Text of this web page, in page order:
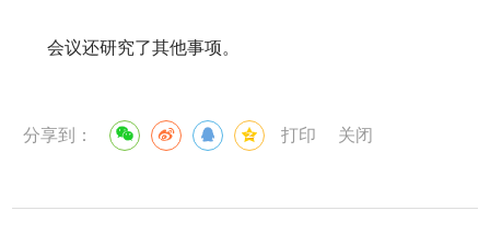
会议还研究了其他事项。
分享到： 打印 关闭